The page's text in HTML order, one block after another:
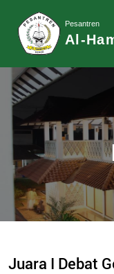
Pesantren
Al-
Juara I Debat